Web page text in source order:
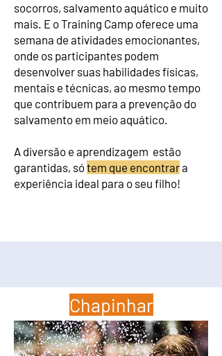
socorros, salvamento aquático e muito
mais. E o Training Camp oferece uma
semana de atividades emocionantes,
onde os participantes podem
desenvolver suas habilidades físicas,
mentais e técnicas, ao mesmo tempo
que contribuem para a prevenção do
salvamento em meio aquático.
A diversão e aprendizagem estão
garantidas, sótem que encontrara
experiência ideal para o seu filho!
Chapinhar